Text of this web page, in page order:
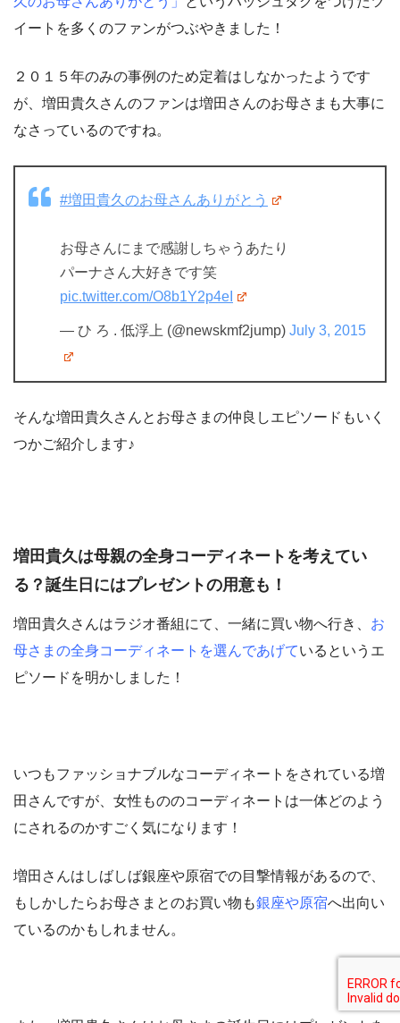
イートを多くのファンがつぶやきました！
２０１５年のみの事例のため定着はしなかったようです
が、増田貴久さんのファンは増田さんのお母さまも大事に
なさっているのですね。
#増田貴久のお母さんありがとう
お母さんにまで感謝しちゃうあたり
パーナさん大好きです笑
pic.twitter.com/O8b1Y2p4eI
— ひ ろ . 低浮上 (@newskmf2jump) July 3, 2015
そんな増田貴久さんとお母さまの仲良しエピソードもいく
つかご紹介します♪
増田貴久は母親の全身コーディネートを考えてい
る？誕生日にはプレゼントの用意も！
増田貴久さんはラジオ番組にて、一緒に買い物へ行き、 お
母さまの全身コーディネートを選んであげているというエ
ピソードを明かしました！
いつもファッショナブルなコーディネートをされている増
田さんですが、女性もののコーディネートは一体どのよう
にされるのかすごく気になります！
増田さんはしばしば銀座や原宿での目撃情報があるので、
もしかしたらお母さまとのお買い物も銀座や原宿へ出向い
ているのかもしれません。